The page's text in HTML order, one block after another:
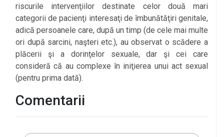
riscurile intervenţiilor destinate celor două mari
categorii de pacienţi interesaţi de îmbunătăţiri genitale,
adică persoanele care, după un timp (de cele mai multe
ori după sarcini, naşteri etc.), au observat o scădere a
plăcerii şi a dorinţelor sexuale, dar şi cei care
consideră că au complexe în iniţierea unui act sexual
(pentru prima dată).
Comentarii